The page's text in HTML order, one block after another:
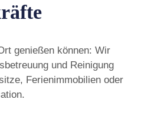
genießen können: Wir
und Reinigung
Ferienimmobilien oder